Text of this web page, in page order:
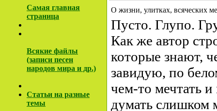
Самая главная
страница
Всякие файлы
(записи песен
народов мира и др.)
Cтатьи на разные
темы
О жизни, улитках, всяческих
Пусто. Глупо.
Как же автор
которые знают,
завидую, по
чем-то мечтать и
думать слишком